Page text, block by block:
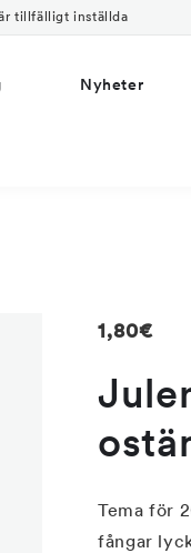
tillfälligt inställda
Nyheter
Regular
1,80€
Tema för
fångar